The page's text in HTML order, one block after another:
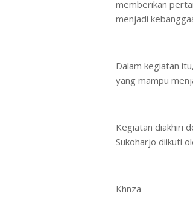
memberikan
menjadi
Dalam kegiatan
yang mampu
Kegiatan diakhiri
Sukoharjo diikuti
Khnza